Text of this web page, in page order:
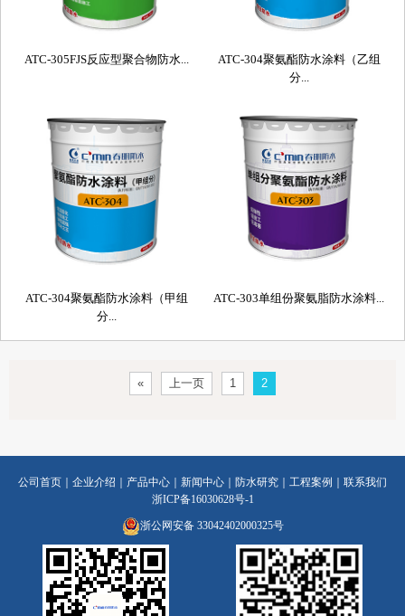
ATC-305FJS反应型聚合物防水...
ATC-304聚氨酯防水涂料（乙组
分...
ATC-304聚氨酯防水涂料（甲组
分...
ATC-303单组份聚氨脂防水涂料...
« 上一页 1 2
公司首页 企业介绍 产品中心 新闻中心 防水研究 工程案例
联系我们
浙ICP备16030628号-1
浙公网安备 33042402000325号